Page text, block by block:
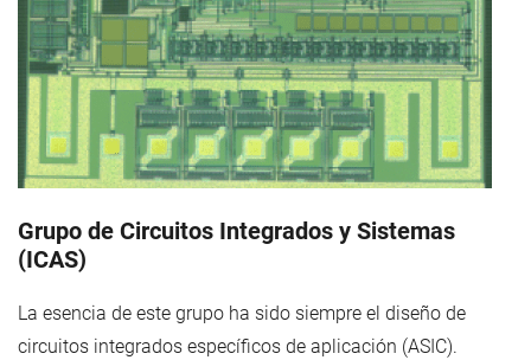
Grupo de Circuitos Integrados y Sistemas
(ICAS)
La esencia de este grupo ha sido siempre el diseño de
circuitos integrados específicos de aplicación (ASIC).